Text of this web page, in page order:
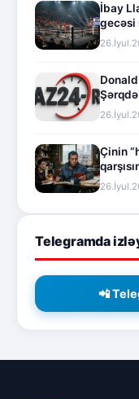
İbay
gecəsi
Donald
Çinin
Telegramda
📲